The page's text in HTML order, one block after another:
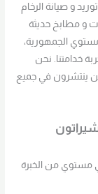
و صيانة الرخام
و مطابخ حديثة
مستوي الجمهورية،
تقوموا بالاتصال بنا 01203511683 وتجربة خدامتنا. نحن
ينتشرون في جميع
مستوي من الخبرة